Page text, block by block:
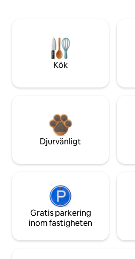
Kök
Djurvänligt
Gratis parkering
inom fastigheten